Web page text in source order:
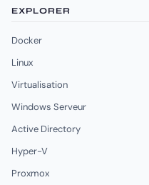
EXPLORER
Docker
Linux
Virtualisation
Windows Serveur
Active Directory
Hyper-V
Proxmox